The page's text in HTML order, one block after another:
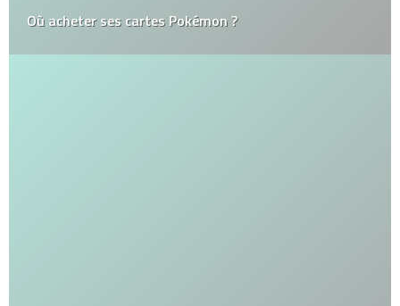
Où acheter ses cartes Pokémon ?